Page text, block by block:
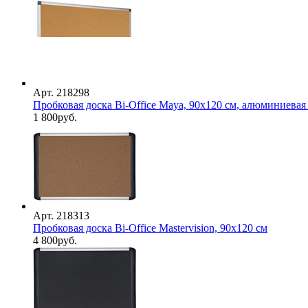
Арт. 218298
Пробковая доска Bi-Office Maya, 90х120 см, алюминиевая
1 800руб.
Арт. 218313
Пробковая доска Bi-Office Mastervision, 90х120 см
4 800руб.